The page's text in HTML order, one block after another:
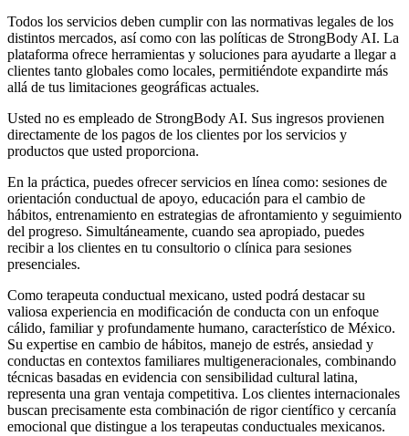
Todos los servicios deben cumplir con las normativas legales de los
distintos mercados, así como con las políticas de StrongBody AI. La
plataforma ofrece herramientas y soluciones para ayudarte a llegar a
clientes tanto globales como locales, permitiéndote expandirte más
allá de tus limitaciones geográficas actuales.
Usted no es empleado de StrongBody AI. Sus ingresos provienen
directamente de los pagos de los clientes por los servicios y
productos que usted proporciona.
En la práctica, puedes ofrecer servicios en línea como: sesiones de
orientación conductual de apoyo, educación para el cambio de
hábitos, entrenamiento en estrategias de afrontamiento y seguimiento
del progreso. Simultáneamente, cuando sea apropiado, puedes
recibir a los clientes en tu consultorio o clínica para sesiones
presenciales.
Como terapeuta conductual mexicano, usted podrá destacar su
valiosa experiencia en modificación de conducta con un enfoque
cálido, familiar y profundamente humano, característico de México.
Su expertise en cambio de hábitos, manejo de estrés, ansiedad y
conductas en contextos familiares multigeneracionales, combinando
técnicas basadas en evidencia con sensibilidad cultural latina,
representa una gran ventaja competitiva. Los clientes internacionales
buscan precisamente esta combinación de rigor científico y cercanía
emocional que distingue a los terapeutas conductuales mexicanos.